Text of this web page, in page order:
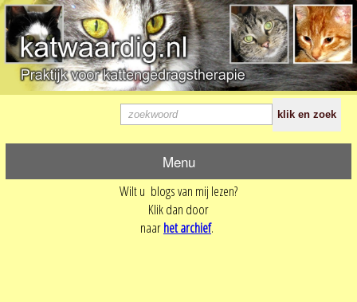
Menu
Wilt u blogs van mij lezen?
Klik dan door
naarhet archief.